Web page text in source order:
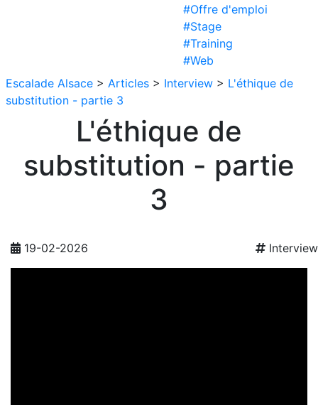
#Offre d'emploi
#Stage
#Training
#Web
Escalade Alsace > Articles > Interview > L'éthique de
substitution - partie 3
L'éthique de
substitution - partie
3
19-02-2026 Interview